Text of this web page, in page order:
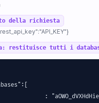
della richiesta
restituisce tutti i
: